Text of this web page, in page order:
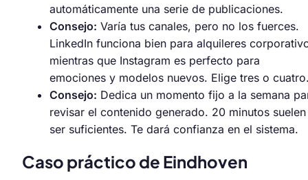
automáticamente una serie de publicaciones.
Consejo: Varía tus canales, pero no los fuerces.
LinkedIn funciona bien para alquileres
mientras que Instagram es perfecto para
emociones y modelos nuevos. Elige tres o
Consejo: Dedica un momento fijo a la semana
revisar el contenido generado. 20 minutos suelen
ser suficientes. Te dará confianza en el sistema.
Caso práctico de Eindhoven